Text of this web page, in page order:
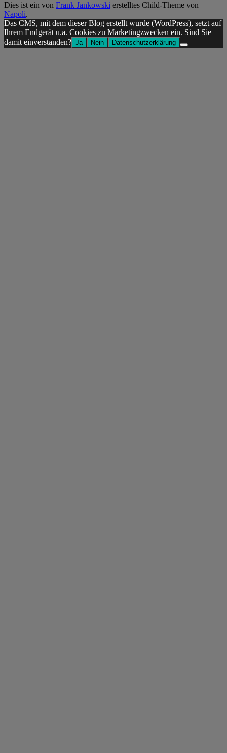
Dies ist ein von Frank Jankowski erstelltes Child-Theme von
Napoli.
Das CMS, mit dem dieser Blog erstellt wurde (WordPress), setzt auf
Ihrem Endgerät u.a. Cookies zu Marketingzwecken ein. Sind Sie
damit einverstanden? Ja Nein Datenschutzerklärung